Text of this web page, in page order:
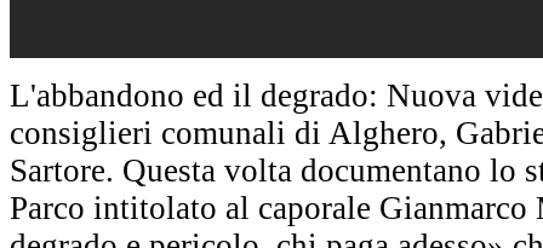
L'abbandono ed il degrado: Nuova
consiglieri comunali di Alghero,
Sartore. Questa volta documentano lo
Parco intitolato al caporale Gianmarco